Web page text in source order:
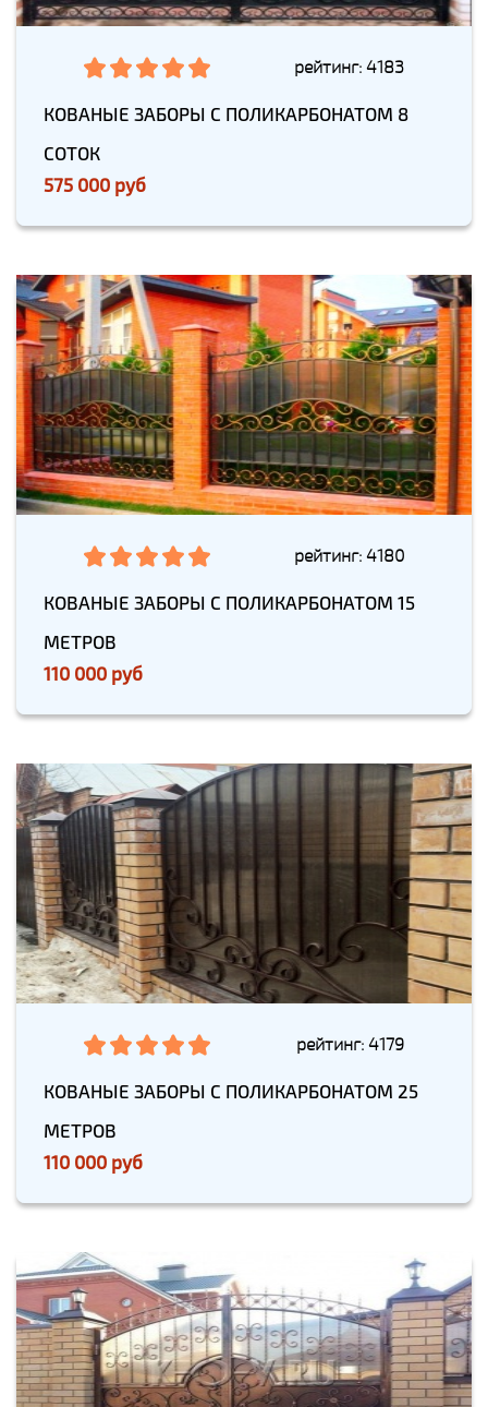
рейтинг: 4183
КОВАНЫЕ ЗАБОРЫ С ПОЛИКАРБОНАТОМ 8
СОТОК
575 000 руб
рейтинг: 4180
КОВАНЫЕ ЗАБОРЫ С ПОЛИКАРБОНАТОМ 15
МЕТРОВ
110 000 руб
рейтинг: 4179
КОВАНЫЕ ЗАБОРЫ С ПОЛИКАРБОНАТОМ 25
МЕТРОВ
110 000 руб